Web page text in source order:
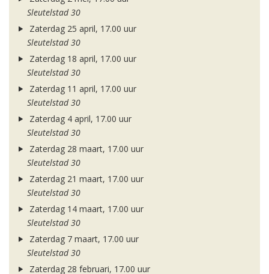
Sleutelstad 30
Zaterdag 25 april, 17.00 uur
Sleutelstad 30
Zaterdag 18 april, 17.00 uur
Sleutelstad 30
Zaterdag 11 april, 17.00 uur
Sleutelstad 30
Zaterdag 4 april, 17.00 uur
Sleutelstad 30
Zaterdag 28 maart, 17.00 uur
Sleutelstad 30
Zaterdag 21 maart, 17.00 uur
Sleutelstad 30
Zaterdag 14 maart, 17.00 uur
Sleutelstad 30
Zaterdag 7 maart, 17.00 uur
Sleutelstad 30
Zaterdag 28 februari, 17.00 uur